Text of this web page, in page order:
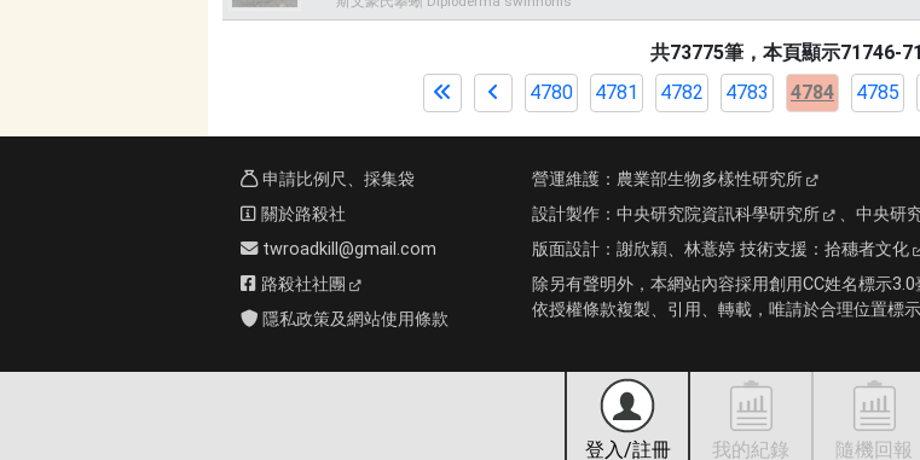
共73775筆，本頁顯示71746-
4780
4781 4782 4783 4784 4785
登入/註冊 我的紀錄 隨機回報
申請比例尺、採集袋
關於路殺社
twroadkill@gmail.com
路殺社社團
隱私政策及網站使用條款
營運維護： 農業部生物多樣性研究所
設計製作： 中央研究院資訊科學研究所 、 中央研
版面設計： 謝欣穎、林薏婷 技術支援： 拾穗者文化
除另有聲明外，本網站內容採用創用CC姓名標示
依授權條款複製、引用、轉載，唯請於合理位置標